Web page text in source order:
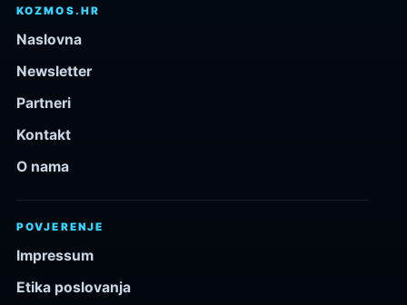
KOZMOS.HR
Naslovna
Newsletter
Partneri
Kontakt
O nama
POVJERENJE
Impressum
Etika poslovanja